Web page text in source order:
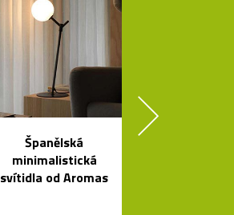
Španělská
minimalistická
svítidla od Aromas